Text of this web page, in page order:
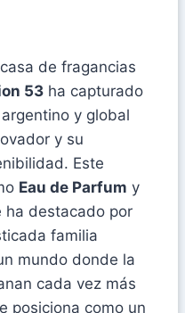
de fragancias
53 ha capturado
y global
y su
Este
Eau de Parfum y
ha destacado por
familia
mundo donde la
cada vez más
posiciona como un